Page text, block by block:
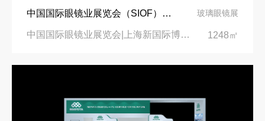
中国国际眼镜业展览会（SIOF）‌展台设计搭建-眼镜业巨头依视路陆逊梯卡 玻璃眼镜展
中国国际眼镜业展览会|上海新国际博览中心‌ 1248㎡